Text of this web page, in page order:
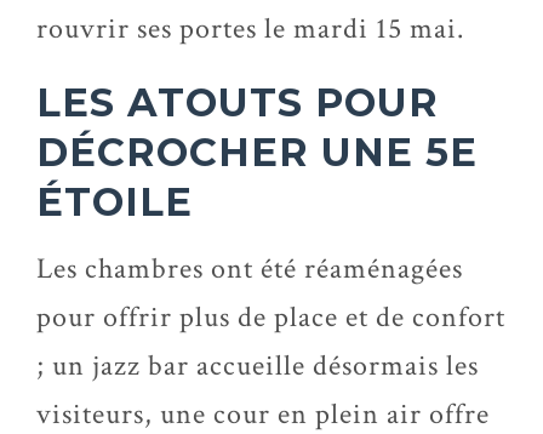
rouvrir ses portes le mardi 15 mai.
LES ATOUTS POUR
DÉCROCHER UNE 5E
ÉTOILE
Les chambres ont été réaménagées
pour offrir plus de place et de confort
; un jazz bar accueille désormais les
visiteurs, une cour en plein air offre